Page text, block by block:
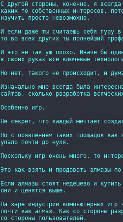
С другой стороны, конечно, я всегда
каких-то собственных интересов,
изучить просто невозможно.
И если даже ты считаешь себя гуру
то во всех других ты полнейший
И это не так уж плохо. Иначе бы
в своих руках все ключевые
Но нет, такого не происходит, и
Изначально мне всегда была
сайтов, сколько разработка
Особенно игр.
Не секрет, что каждый мечтает
Но с появлением таких площадок как
упало почти до нуля.
Поскольку игр очень много, то
Это как взять и продавать алмазы по
Если алмазы стоят недешево и
они и ценятся выше.
На заре индустрии компьютерных
почти как алмаз. Как со стороны
со стороны пользователей.